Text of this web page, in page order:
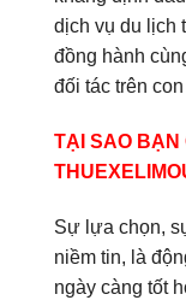
dịch vụ du lịch
đồng hành
đối tác trên
TẠI SAO BẠN
Sự lựa chọn,
niềm tin, là
ngày càng tốt